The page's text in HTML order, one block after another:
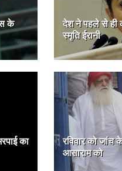
के
देश ने पहले से ही
स्मृति ईरानी
का
रविवार को जांच
आसाराम को